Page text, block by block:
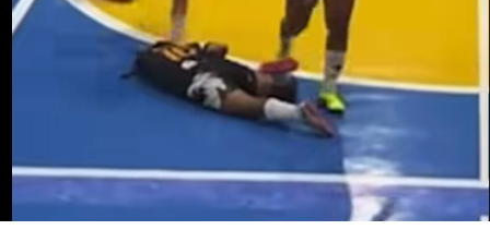
Maria Potosi toprağa verilirken soruşturmanın en
önemli sorusu hâlâ yanıt bekliyor: Alahia nerede ve